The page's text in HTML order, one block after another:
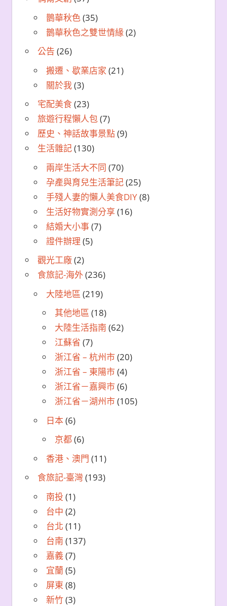
鵲華秋色(35)
鵲華秋色之雙世情緣(2)
公告 (26)
搬遷、歇業店家 (21)
關於我(3)
宅配美食(23)
旅遊行程懶人包(7)
歷史、神話故事景點(9)
生活雜記(130)
兩岸生活大不同 (70)
孕產與育兒生活筆記(25)
手殘人妻的懶人美食DIY(8)
生活好物實測分享 (16)
結婚大小事(7)
證件辦理 (5)
觀光工廠(2)
食旅記-海外(236)
大陸地區 (219)
其他地區 (18)
大陸生活指南 (62)
江蘇省 (7)
浙江省 – 杭州市(20)
浙江省 – 東陽市(4)
浙江省－嘉興市(6)
浙江省－湖州市(105)
日本(6)
京都(6)
香港、澳門 (11)
食旅記-臺灣 (193)
南投 (1)
台中 (2)
台北 (11)
台南 (137)
嘉義 (7)
宜蘭 (5)
屏東 (8)
新竹(3)